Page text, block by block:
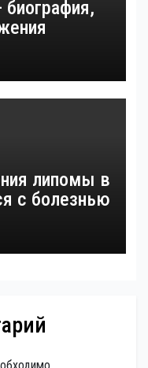
липомы в
с болезнью